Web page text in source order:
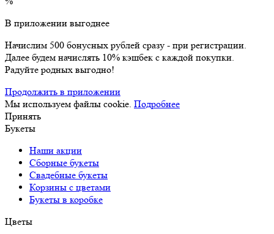
В приложении выгоднее
Начислим 500 бонусных рублей сразу - при регистрации.
Далее будем начислять 10% кэшбек с каждой покупки.
Радуйте родных выгодно!
Продолжить в приложении
Мы используем файлы cookie. Подробнее
Принять
Букеты
Наши акции
Сборные букеты
Свадебные букеты
Корзины с цветами
Букеты в коробке
Цветы